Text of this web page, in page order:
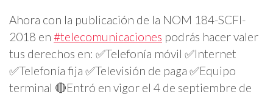
Ahora con la publicación de la NOM 184-SCFI-
2018 en #telecomunicaciones podrás hacer valer
tus derechos en: ✅Telefonía móvil ✅Internet
✅Telefonía fija ✅Televisión de paga ✅Equipo
terminal 🔴Entró en vigor el 4 de septiembre de